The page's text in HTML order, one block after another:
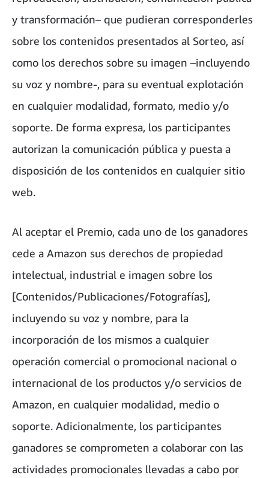
y transformación– que pudieran corresponderles
sobre los contenidos presentados al Sorteo, así
como los derechos sobre su imagen –incluyendo
su voz y nombre-, para su eventual explotación
en cualquier modalidad, formato, medio y/o
soporte. De forma expresa, los participantes
autorizan la comunicación pública y puesta a
disposición de los contenidos en cualquier sitio
web.
Al aceptar el Premio, cada uno de los ganadores
cede a Amazon sus derechos de propiedad
intelectual, industrial e imagen sobre los
[Contenidos/Publicaciones/Fotografías],
incluyendo su voz y nombre, para la
incorporación de los mismos a cualquier
operación comercial o promocional nacional o
internacional de los productos y/o servicios de
Amazon, en cualquier modalidad, medio o
soporte. Adicionalmente, los participantes
ganadores se comprometen a colaborar con las
actividades promocionales llevadas a cabo por